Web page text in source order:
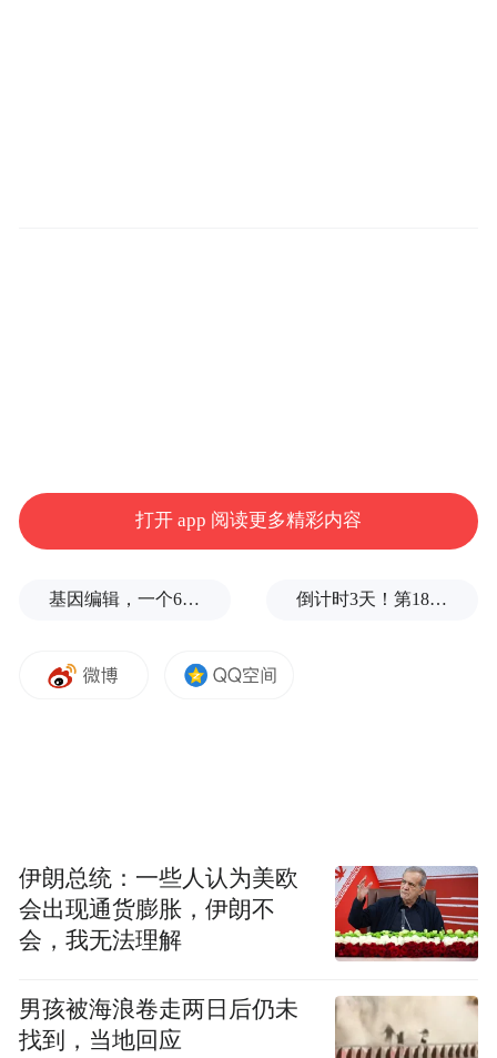
来源：高平市人民政府
打开 app 阅读更多精彩内容
基因编辑，一个6岁女孩之死 倒计时3天！第18届影响世界华人盛典即将启幕
伊朗总统：一些人认为美欧
会出现通货膨胀，伊朗不
会，我无法理解
男孩被海浪卷走两日后仍未
找到，当地回应